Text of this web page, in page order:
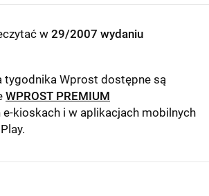
w 29/2007 wydaniu
tygodnika Wprost dostępne są
WPROST PREMIUM
kioskach i w aplikacjach mobilnych
.